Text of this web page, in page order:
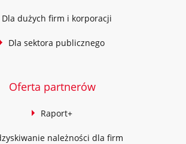
Dla dużych firm i korporacji
Dla sektora publicznego
Oferta partnerów
Raport+
należności dla firm